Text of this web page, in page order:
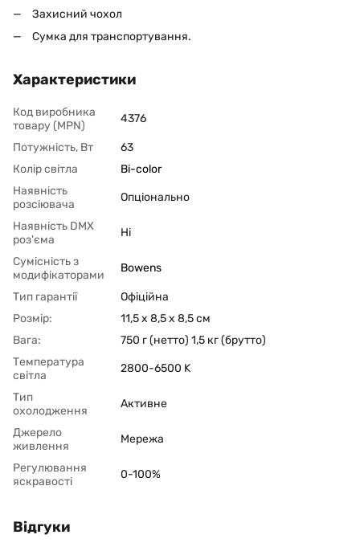
Захисний чохол
Сумка для транспортування.
Характеристики
Код виробника
товару (MPN)
4376
Потужність, Вт
63
Колір світла
Bi-color
Наявність
розсіювача
Опціонально
Наявність DMX
роз'єма
Ні
Сумісність з
модифікаторами
Bowens
Тип гарантії
Офіційна
Розмір:
11,5 х 8,5 х 8,5 см
Вага:
750 г (нетто) 1,5 кг (брутто)
Температура
світла
2800-6500 K
Тип
охолодження
Активне
Джерело
живлення
Мережа
Регулювання
яскравості
0-100%
Відгуки